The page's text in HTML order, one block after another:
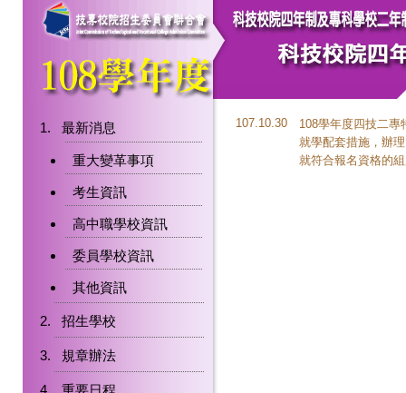
最新消息
重大變革事項
考生資訊
高中職學校資訊
委員學校資訊
其他資訊
招生學校
規章辦法
重要日程
107.10.30
108學年度四技二
就學配套措施，辦
就符合報名資格的